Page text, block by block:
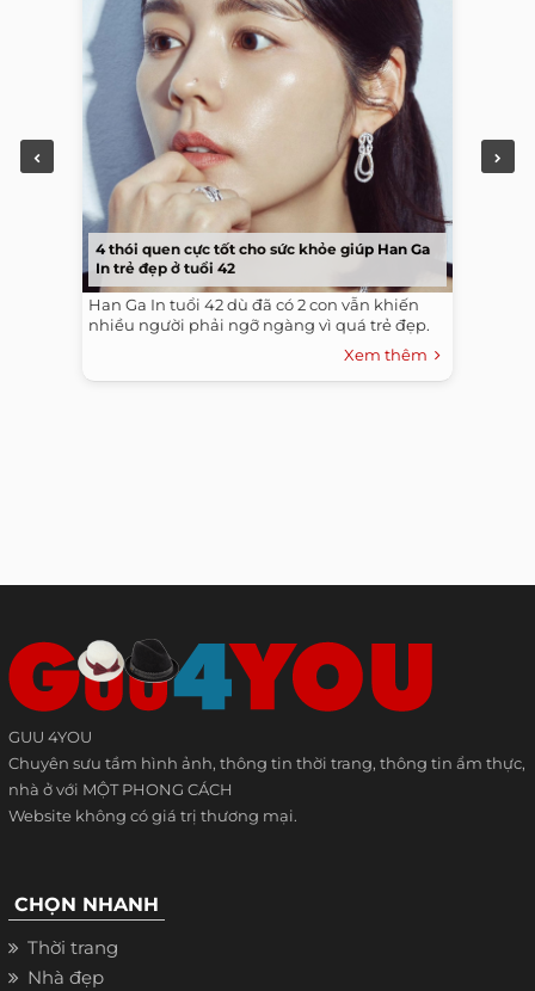
4 thói quen cực tốt cho sức khỏe giúp Han Ga
In trẻ đẹp ở tuổi 42
Han Ga In tuổi 42 dù đã có 2 con vẫn khiến
nhiều người phải ngỡ ngàng vì quá trẻ đẹp.
Xem thêm
GUU 4YOU
Chuyên sưu tầm hình ảnh, thông tin thời trang, thông tin ẩm thực,
nhà ở với MỘT PHONG CÁCH
Website không có giá trị thương mại.
CHỌN NHANH
Thời trang
Nhà đẹp